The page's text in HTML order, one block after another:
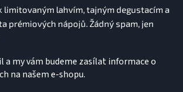
a my vám budeme zasílat informace o
na našem e-shopu.